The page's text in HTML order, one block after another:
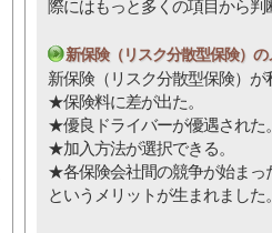
際にはもっと多くの項目から判
新保険（リスク分散型保険）の
新保険（リスク分散型保険）
★保険料に差が出た。
★優良ドライバーが優遇された
★加入方法が選択できる。
★各保険会社間の競争が始まっ
というメリットが生まれました